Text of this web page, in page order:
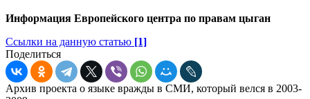
Информация Европейского центра по правам цыган
Ссылки на данную статью [1]
Поделиться
Архив проекта о языке вражды в СМИ, который велся в 2003-